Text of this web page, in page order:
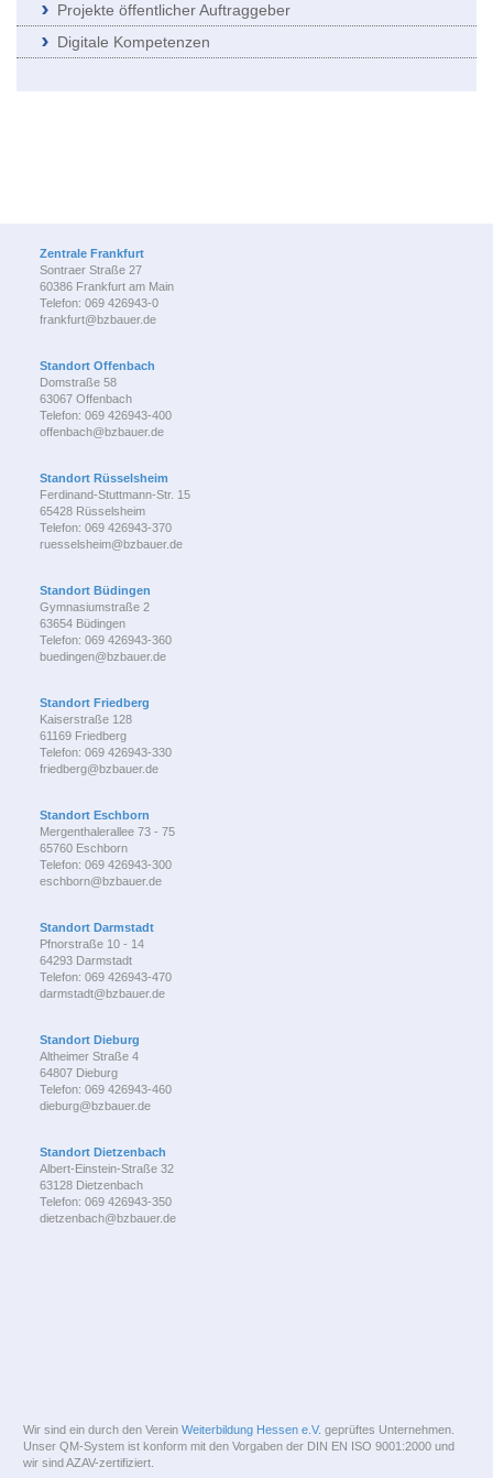
Projekte öffentlicher Auftraggeber
Digitale Kompetenzen
Zentrale Frankfurt
Sontraer Straße 27
60386 Frankfurt am Main
Telefon: 069 426943-0
frankfurt@bzbauer.de
Standort Offenbach
Domstraße 58
63067 Offenbach
Telefon: 069 426943-400
offenbach@bzbauer.de
Standort Rüsselsheim
Ferdinand-Stuttmann-Str. 15
65428 Rüsselsheim
Telefon: 069 426943-370
ruesselsheim@bzbauer.de
Standort Büdingen
Gymnasiumstraße 2
63654 Büdingen
Telefon: 069 426943-360
buedingen@bzbauer.de
Standort Friedberg
Kaiserstraße 128
61169 Friedberg
Telefon: 069 426943-330
friedberg@bzbauer.de
Standort Eschborn
Mergenthalerallee 73 - 75
65760 Eschborn
Telefon: 069 426943-300
eschborn@bzbauer.de
Standort Darmstadt
Pfnorstraße 10 - 14
64293 Darmstadt
Telefon: 069 426943-470
darmstadt@bzbauer.de
Standort Dieburg
Altheimer Straße 4
64807 Dieburg
Telefon: 069 426943-460
dieburg@bzbauer.de
Standort Dietzenbach
Albert-Einstein-Straße 32
63128 Dietzenbach
Telefon: 069 426943-350
dietzenbach@bzbauer.de
Wir sind ein durch den Verein Weiterbildung Hessen e.V. geprüftes Unternehmen.
Unser QM-System ist konform mit den Vorgaben der DIN EN ISO 9001:2000 und
wir sind AZAV-zertifiziert.